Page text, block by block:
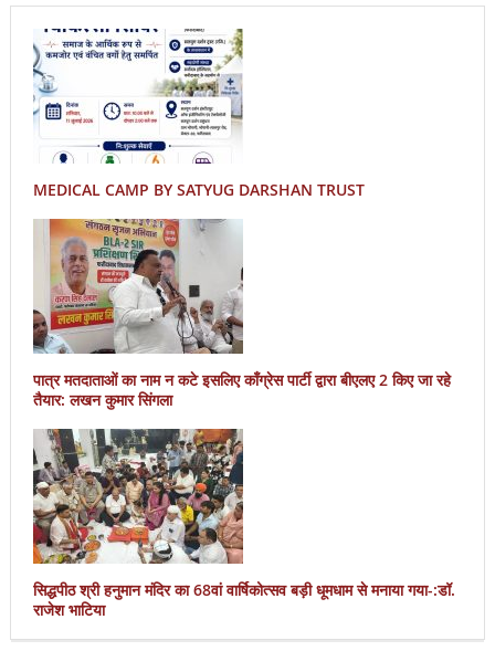
MEDICAL CAMP BY SATYUG DARSHAN TRUST
पात्र मतदाताओं का नाम न कटे इसलिए काँग्रेस पार्टी द्वारा बीएलए 2 किए जा रहे
तैयार: लखन कुमार सिंगला
सिद्धपीठ श्री हनुमान मंदिर का 68वां वार्षिकोत्सव बड़ी धूमधाम से मनाया गया-:डॉ.
राजेश भाटिया